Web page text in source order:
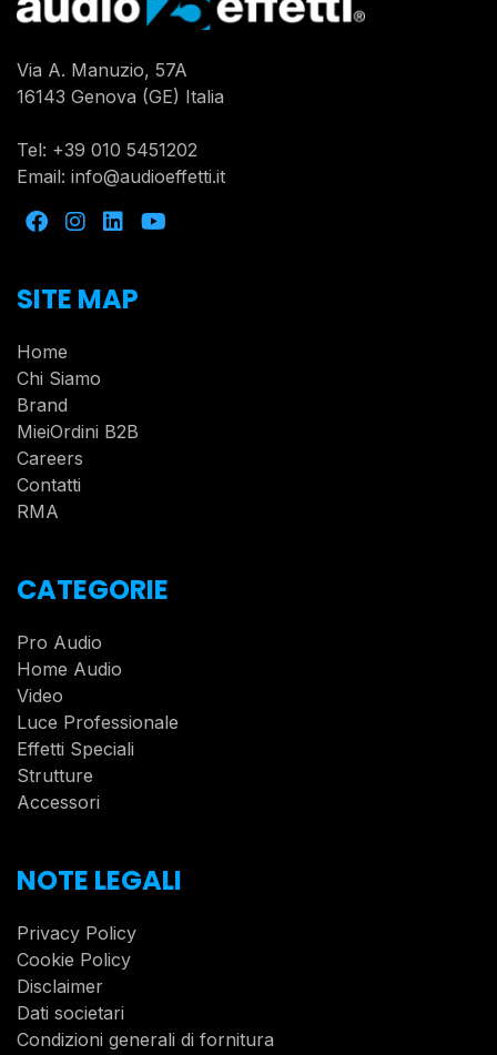
Via A. Manuzio, 57A
16143 Genova (GE) Italia
Tel: +39 010 5451202
Email: info@audioeffetti.it
SITE MAP
Home
Chi Siamo
Brand
MieiOrdini B2B
Careers
Contatti
RMA
CATEGORIE
Pro Audio
Home Audio
Video
Luce Professionale
Effetti Speciali
Strutture
Accessori
NOTE LEGALI
Privacy Policy
Cookie Policy
Disclaimer
Dati societari
Condizioni generali di fornitura